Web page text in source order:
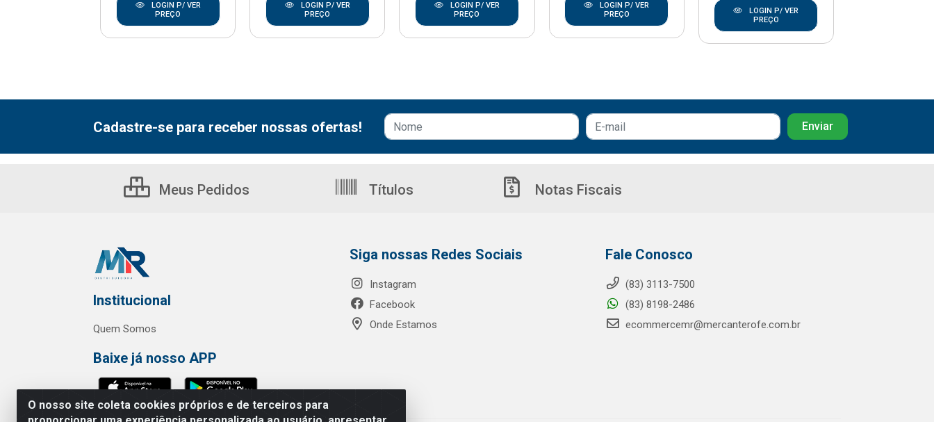
LOGIN P/ VER
PREÇO
LOGIN P/ VER
PREÇO
LOGIN P/ VER
PREÇO
LOGIN P/ VER
PREÇO
LOGIN P/ VER
PREÇO
O nosso site coleta cookies próprios e de terceiros para
Cadastre-se para receber nossas ofertas!
Meus Pedidos Títulos Notas Fiscais
Institucional
Quem Somos
Baixe já nosso APP
Siga nossas Redes Sociais
Instagram
Facebook
Onde Estamos
Fale Conosco
(83) 3113-7500
(83) 8198-2486
ecommercemr@mercanterofe.com.br